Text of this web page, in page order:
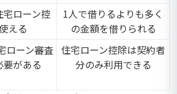
宅ローン控
える
1人で借りるよりも多く
の金額を借りられる
ローン審査
要がある
住宅ローン控除は契約者
分のみ利用できる